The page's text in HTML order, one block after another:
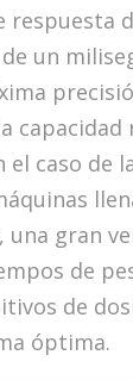
respuesta
un
capacidad
caso de
gran
de
de
óptima.